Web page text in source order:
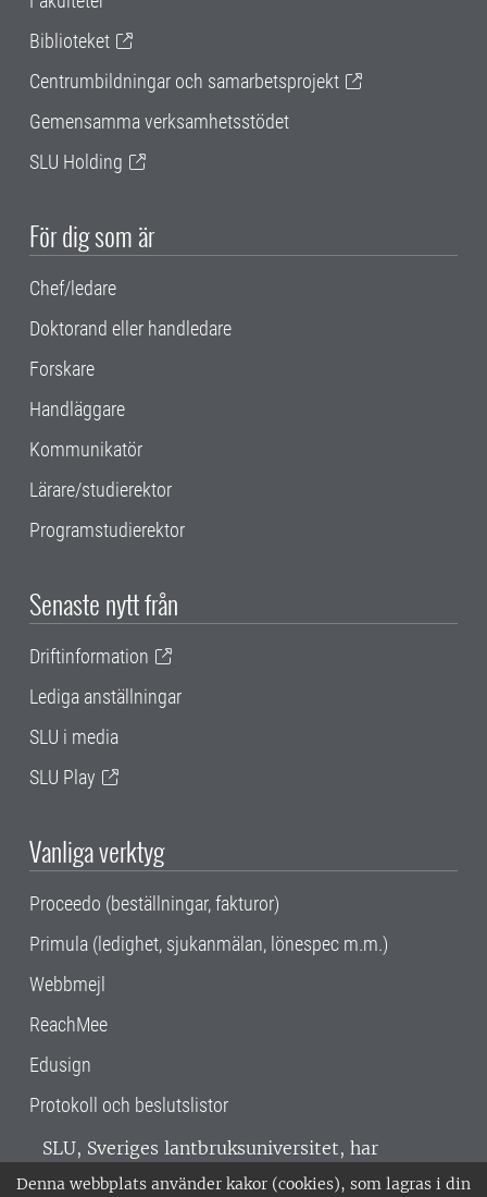
Denna webbplats använder kakor (cookies), som lagras i din
Biblioteket
Centrumbildningar och samarbetsprojekt
Gemensamma verksamhetsstödet
SLU Holding
För dig som är
Chef/ledare
Doktorand eller handledare
Forskare
Handläggare
Kommunikatör
Lärare/studierektor
Programstudierektor
Senaste nytt från
Driftinformation
Lediga anställningar
SLU i media
SLU Play
Vanliga verktyg
Proceedo (beställningar, fakturor)
Primula (ledighet, sjukanmälan, lönespec m.m.)
Webbmejl
ReachMee
Edusign
Protokoll och beslutslistor
SLU, Sveriges lantbruksuniversitet, har
verksamhet över hela Sverige. Huvudorter är